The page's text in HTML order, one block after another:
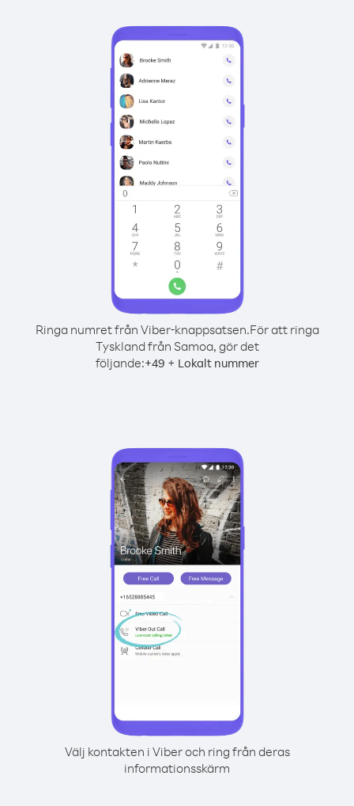
Ringa numret från Viber-knappsatsen.För att ringa
Tyskland från Samoa, gör det
följande:+49 + Lokalt nummer
Välj kontakten i Viber och ring från deras
informationsskärm